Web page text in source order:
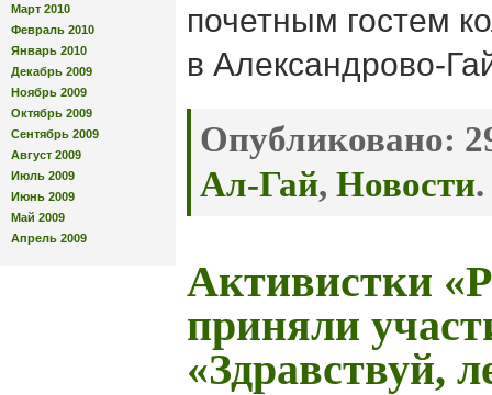
Март 2010
Февраль 2010
Январь 2010
Декабрь 2009
Ноябрь 2009
Октябрь 2009
Сентябрь 2009
Август 2009
Июль 2009
Июнь 2009
Май 2009
Апрель 2009
почетным гостем
в Александрово-
Опубликовано:
Ал-Гай, Новости.
Активистки
приняли
«Здравствуй,